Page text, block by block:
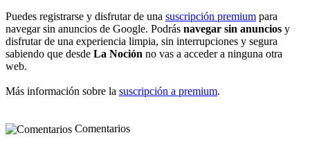
Puedes registrarse y disfrutar de una suscripción premium para
navegar sin anuncios de Google. Podrás navegar sin anuncios y
disfrutar de una experiencia limpia, sin interrupciones y segura
sabiendo que desde La Noción no vas a acceder a ninguna otra
web.
Más información sobre la suscripción a premium.
Comentarios